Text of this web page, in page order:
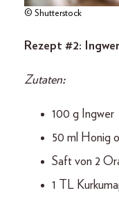
© Shutterstock
Rezept #2:
Zutaten:
100 g Ingwer
50 ml Honig
Saft von 2
1 TL